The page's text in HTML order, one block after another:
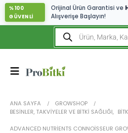
%100
GÜVENLİ
Orijinal Ürün Garantisi ve
Alışverişe Başlayın!
ANA SAYFA
GROWSHOP
BESINLER, TAKVIYELER VE BITKI SAĞLIĞI,
ADVANCED NUTRIENTS CONNOISSEUR